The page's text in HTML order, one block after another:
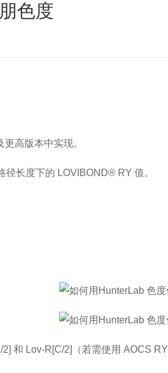
色度
更高版本中实现。
径长度下的 LOVIBOND® RY 值。
2] 和 Lov-R[C/2] （若需使用 AOCS RY